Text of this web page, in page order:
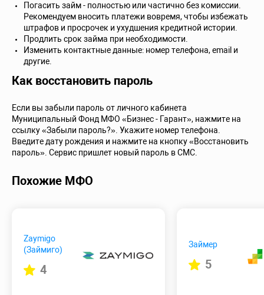
Погасить займ - полностью или частично без комиссии.
Рекомендуем вносить платежи вовремя, чтобы избежать
штрафов и просрочек и ухудшения кредитной истории.
Продлить срок займа при необходимости.
Изменить контактные данные: номер телефона, email и
другие.
Как восстановить пароль
Если вы забыли пароль от личного кабинета
Муниципальный Фонд МФО «Бизнес - Гарант», нажмите на
ссылку «Забыли пароль?». Укажите номер телефона.
Введите дату рождения и нажмите на кнопку «Восстановить
пароль». Сервис пришлет новый пароль в СМС.
Похожие МФО
Zaymigo
(Займиго)
4
Займер
5